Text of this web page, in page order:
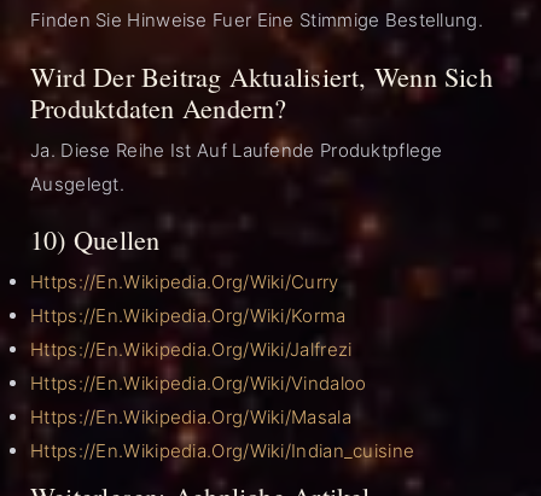
Finden Sie Hinweise Fuer Eine Stimmige Bestellung.
Wird Der Beitrag Aktualisiert, Wenn Sich
Produktdaten Aendern?
Ja. Diese Reihe Ist Auf Laufende Produktpflege
Ausgelegt.
10) Quellen
Https://en.wikipedia.org/wiki/Curry
Https://en.wikipedia.org/wiki/Korma
Https://en.wikipedia.org/wiki/Jalfrezi
Https://en.wikipedia.org/wiki/Vindaloo
Https://en.wikipedia.org/wiki/Masala
Https://en.wikipedia.org/wiki/Indian_cuisine